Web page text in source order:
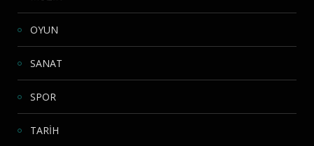
OYUN
SANAT
SPOR
TARİH